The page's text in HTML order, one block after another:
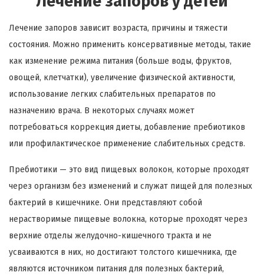
Лечение запоров зависит возраста, причины и тяжести
состояния. Можно применить консервативные методы, такие
как изменение режима питания (больше воды, фруктов,
овощей, клетчатки), увеличение физической активности,
использование легких слабительных препаратов по
назначению врача. В некоторых случаях может
потребоваться коррекция диеты, добавление пребиотиков
или профилактическое применение слабительных средств.
Пребиотики — это вид пищевых волокон, которые проходят
через организм без изменений и служат пищей для полезных
бактерий в кишечнике. Они представляют собой
нерастворимые пищевые волокна, которые проходят через
верхние отделы желудочно-кишечного тракта и не
усваиваются в них, но достигают толстого кишечника, где
являются источником питания для полезных бактерий,